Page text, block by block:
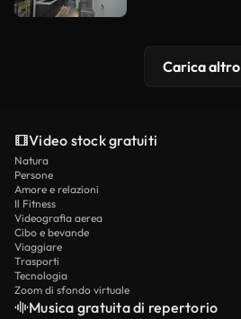
Carica altro
Video stock gratuiti
Natura
Persone
Amore e relazioni
Il Fitness
Videografia aerea
Cibo e bevande
Viaggiare
Trasporti
Tecnologia
Zoom di sfondo virtuale
Musica gratuita di repertorio